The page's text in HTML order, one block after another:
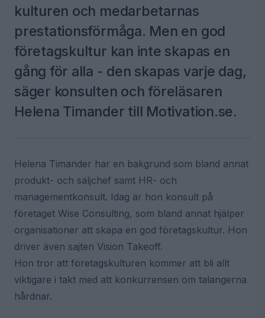
kulturen och medarbetarnas
prestationsförmåga. Men en god
företagskultur kan inte skapas en
gång för alla - den skapas varje dag,
säger konsulten och föreläsaren
Helena Timander till Motivation.se.
Helena Timander har en bakgrund som bland annat
produkt- och säljchef samt HR- och
managementkonsult. Idag är hon konsult på
företaget Wise Consulting, som bland annat hjälper
organisationer att skapa en god företagskultur. Hon
driver även sajten Vision Takeoff.
Hon tror att företagskulturen kommer att bli allt
viktigare i takt med att konkurrensen om talangerna
hårdnar.